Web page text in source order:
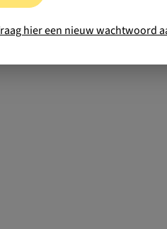
hier een nieuw wachtwoord